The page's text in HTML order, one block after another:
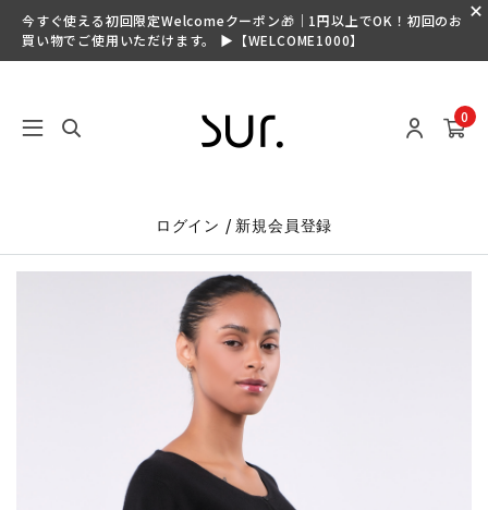
今すぐ使える初回限定Welcomeクーポン🎁｜1円以上でOK！初回のお
買い物でご使用いただけます。 ▶【WELCOME1000】
0
ログイン / 新規会員登録